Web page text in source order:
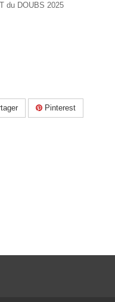
du DOUBS 2025
Pinterest